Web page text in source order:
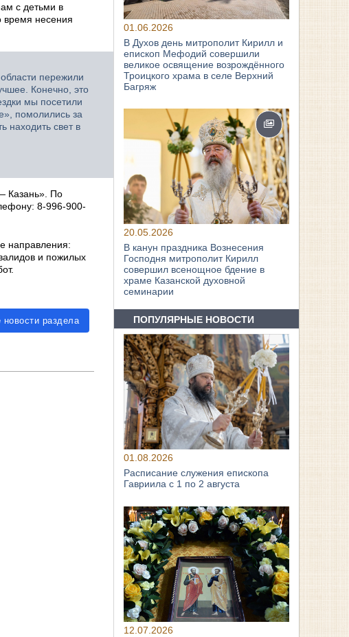
с детьми в
время несения
пережили
Конечно, это
мы посетили
помолились за
находить свет в
Казань». По
8-996-900-
направления:
и пожилых
новости раздела
01.06.2026
В Духов день митрополит Кирилл и
епископ Мефодий совершили
великое освящение возрождённого
Троицкого храма в селе Верхний
Багряж
20.05.2026
В канун праздника Вознесения
Господня митрополит Кирилл
совершил всенощное бдение в
храме Казанской духовной
семинарии
ПОПУЛЯРНЫЕ НОВОСТИ
01.08.2026
Расписание служения епископа
Гавриила с 1 по 2 августа
12.07.2026